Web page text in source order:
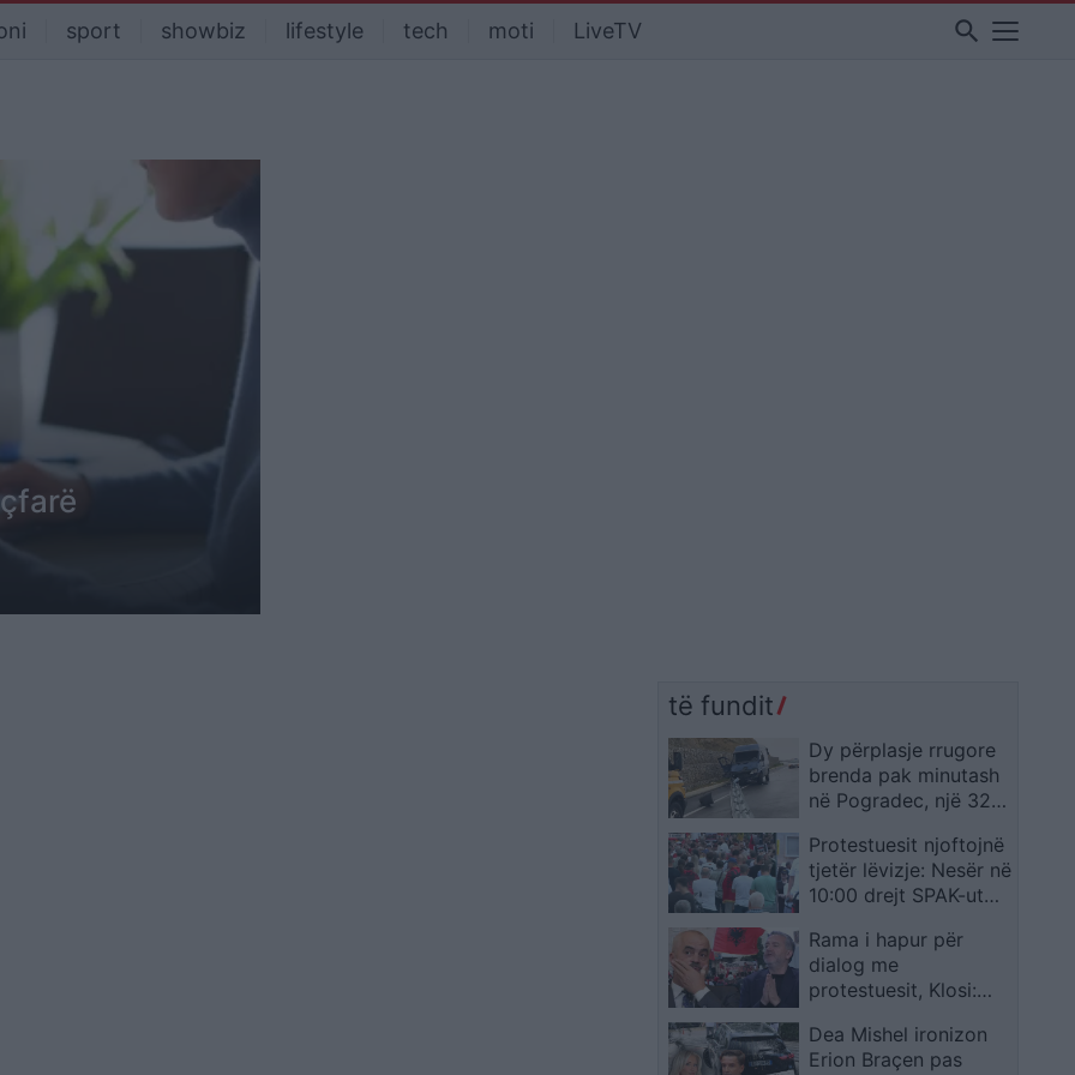
sport showbiz lifestyle tech moti LiveTV search
të fundit
Dy përplasje rrugore
brenda pak minutash
në Pogradec, një 32-
disa persona
plagosen
Protestuesit njoftojnë
tjetër lëvizje: Nesër në
10:00 drejt SPAK-ut
Ramën
Rama i hapur për
dialog me
protestuesit, Klosi:
dorëheqja e qeverisë
Dea Mishel ironizon
Erion Braçen pas